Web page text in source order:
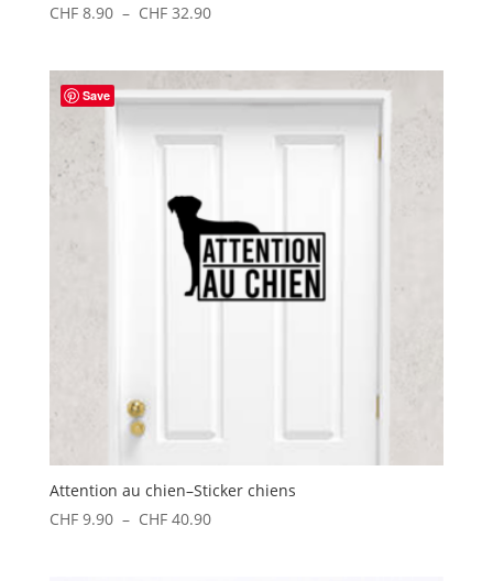
CHF8.90 – CHF32.90Plage
CHF 8.90
CHF 32.90
Save
Attention au chien–Sticker chiens
CHF9.90 – CHF40.90Plage